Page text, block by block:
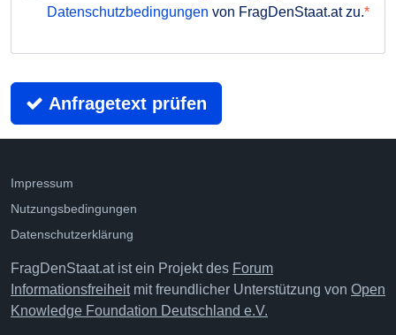
Datenschutzbedingungen von FragDenStaat.at zu.
Anfragetext prüfen
Impressum
Nutzungsbedingungen
Datenschutzerklärung
FragDenStaat.at ist ein Projekt des Forum
Informationsfreiheitmit freundlicher Unterstützung von Open
Knowledge Foundation Deutschland e.V.